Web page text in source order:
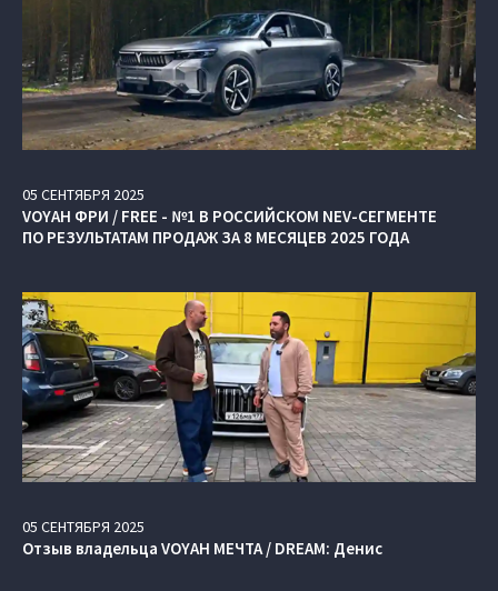
05 СЕНТЯБРЯ 2025
VOYAH ФРИ / FREE - №1 В РОССИЙСКОМ NEV-СЕГМЕНТЕ
ПО РЕЗУЛЬТАТАМ ПРОДАЖ ЗА 8 МЕСЯЦЕВ 2025 ГОДА
05 СЕНТЯБРЯ 2025
Отзыв владельца VOYAH МЕЧТА / DREAM: Денис